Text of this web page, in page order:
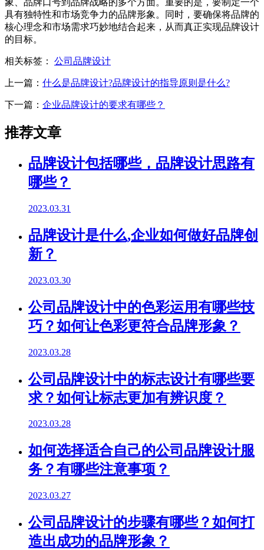
象、品牌口号到品牌战略的多个方面。重要的是，要制定一个
具有独特性和市场竞争力的品牌形象。同时，要确保将品牌的
核心理念和市场需求巧妙地结合起来，从而真正实现品牌设计
的目标。
相关标签： 公司品牌设计
上一篇： 什么是品牌设计?品牌设计的指导原则是什么?
下一篇： 企业品牌设计的要求有哪些？
推荐文章
品牌设计包括哪些，品牌设计思路有
哪些？
2023.03.31
品牌设计是什么,企业如何做好品牌创
新？
2023.03.30
公司品牌设计中的色彩运用有哪些技
巧？如何让色彩更符合品牌形象？
2023.03.28
公司品牌设计中的标志设计有哪些要
求？如何让标志更加有辨识度？
2023.03.28
如何选择适合自己的公司品牌设计服
务？有哪些注意事项？
2023.03.27
公司品牌设计的步骤有哪些？如何打
造出成功的品牌形象？